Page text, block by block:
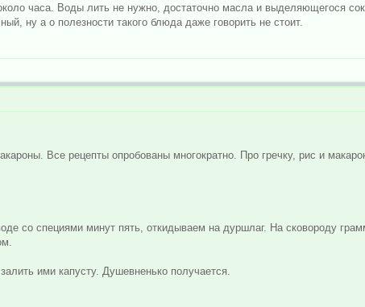
часа. Воды лить не нужно, достаточно масла и выделяющегося
ну а о полезности такого блюда даже говорить не стоит.
Все рецепты опробованы многократно. Про гречку, рис и
со специями минут пять, откидываем на дуршлаг. На сковороду
ими капусту. Душевненько получается.